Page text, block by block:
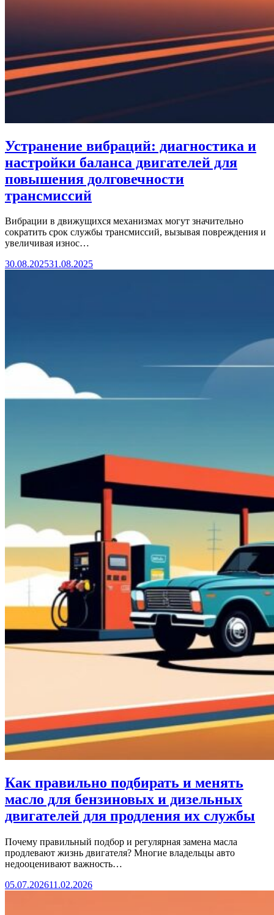
Устранение вибраций: диагностика и
настройки баланса двигателей для
повышения долговечности
трансмиссий
Вибрации в движущихся механизмах могут значительно
сократить срок службы трансмиссий, вызывая повреждения и
увеличивая износ…
30.08.202531.08.2025
Как правильно подбирать и менять
масло для бензиновых и дизельных
двигателей для продления их службы
Почему правильный подбор и регулярная замена масла
продлевают жизнь двигателя? Многие владельцы авто
недооценивают важность…
05.07.202611.02.2026